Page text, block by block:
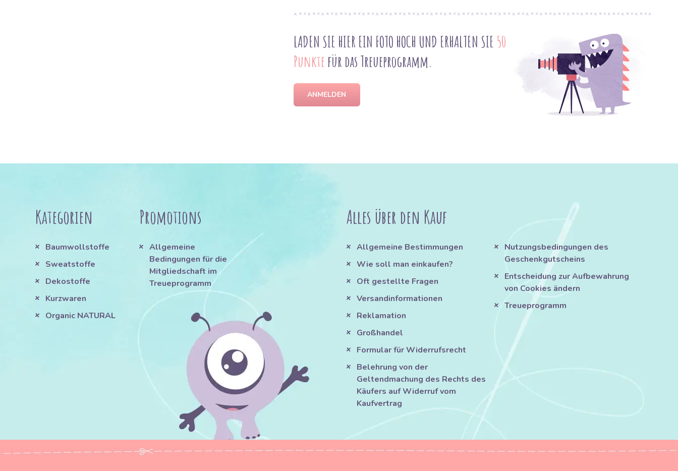
LADEN SIE HIER EIN FOTO HOCH UND ERHALTEN SIE 50
Punktefür das Treueprogramm.
ANMELDEN
Kategorien
Baumwollstoffe
Sweatstoffe
Dekostoffe
Kurzwaren
Organic NATURAL
Promotions
Allgemeine
Bedingungen für die
Mitgliedschaft im
Treueprogramm
Alles über den Kauf
Allgemeine Bestimmungen
Wie soll man einkaufen?
Oft gestellte Fragen
Versandinformationen
Reklamation
Großhandel
Formular für Widerrufsrecht
Belehrung von der
Geltendmachung des Rechts des
Käufers auf Widerruf vom
Kaufvertrag
Nutzungsbedingungen des
Geschenkgutscheins
Entscheidung zur Aufbewahrung
von Cookies ändern
Treueprogramm